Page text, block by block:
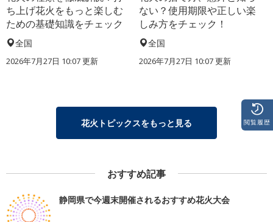
ち上げ花火をもっと楽しむ
ための基礎知識をチェック
全国
2026年7月27日 10:07 更新
ない？使用期限や正しい楽
しみ方をチェック！
全国
2026年7月27日 10:07 更新
花火トピックスをもっと見る
おすすめ記事
静岡県で今週末開催されるおすすめ花火大会
閲覧履歴